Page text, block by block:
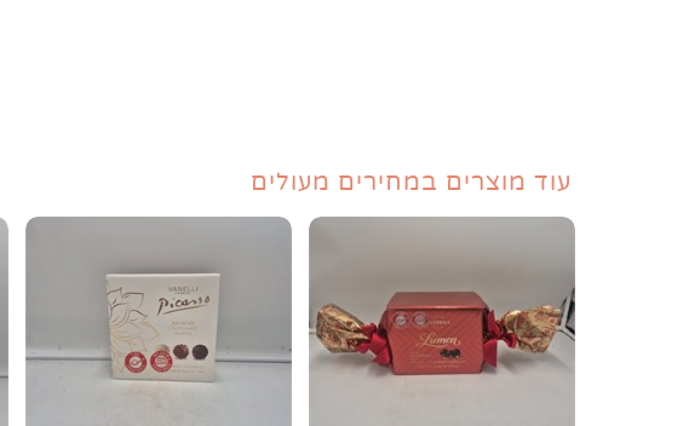
עוד מוצרים במחירים מעולים